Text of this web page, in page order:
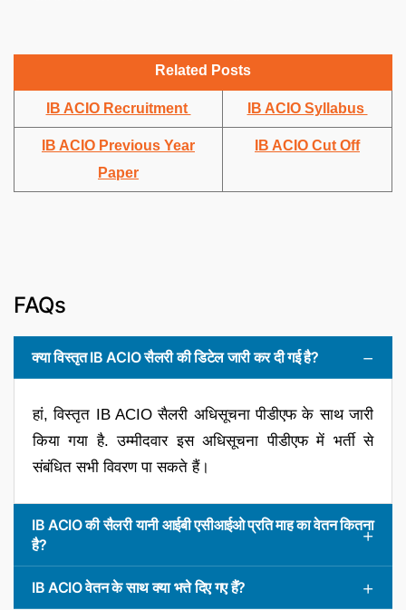
Related Posts
IB ACIO Recruitment IB ACIO Syllabus
IB ACIO Previous Year
Paper
IB ACIO Cut Off
FAQs
क्या विस्तृत IB ACIO सैलरी की डिटेल जारी कर दी गई है?
हां, विस्तृत IB ACIO सैलरी अधिसूचना पीडीएफ के साथ जारी
किया गया है. उम्मीदवार इस अधिसूचना पीडीएफ में भर्ती से
संबंधित सभी विवरण पा सकते हैं।
IB ACIO की सैलरी यानी आईबी एसीआईओ प्रति माह का वेतन कितना
है?
IB ACIO वेतन के साथ क्या भत्ते दिए गए हैं?